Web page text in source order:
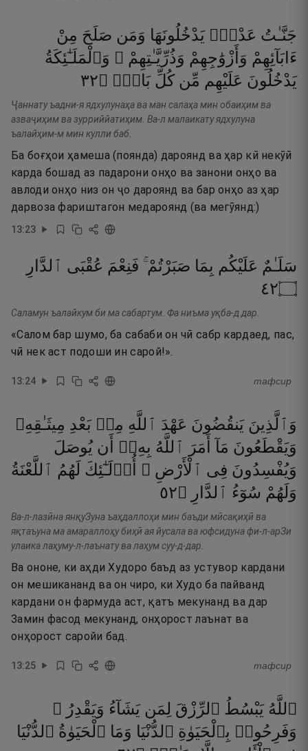
جَنَّـٰتُ عَدْنٍۢ يَدْخُلُونَهَا وَمَن صَلَحَ مِنْ
ءَابَآئِهِمْ وَأَزْوَٰجِهِمْ وَذُرِّيَّـٰتِهِمْ ۖ وَٱلْمَلَـٰٓئِكَةُ
يَدْخُلُونَ عَلَيْهِم مِّن كُلِّ بَابٍۢ ۝٢٣
Ҷаннату ъадни-я ядхулунаҳа ва ман салаҳа мин обаиҳим ва
азваҷиҳим ва зурриййатиҳим. Ва-л малаикату ядхулуна
ъалайҳим-м мин кулли баб.
Ба боғҳои ҳамеша (поянда) дароянд ва ҳар кӣ некӯӣ
карда бошад аз падарони онҳо ва занони онҳо ва
авлоди онҳо низ он ҷо дароянд ва бар онҳо аз ҳар
дарвоза фариштагон медароянд (ва мегӯянд:)
13:23
سَلَـٰمٌ عَلَيْكُم بِمَا صَبَرْتُمْ ۚ فَنِعْمَ عُقْبَى ٱلدَّارِ
۝٢٤
Саламун ъалайкум би ма сабартум. Фа ниъма уқба-д дар.
«Салом бар шумо, ба сабаби он чӣ сабр кардаед, пас,
чӣ нек аст подоши ин сарой!».
13:24 тафсир
وَٱلَّذِينَ يَنقُضُونَ عَهْدَ ٱللَّهِ مِنۢ بَعْدِ مِيثَـٰقِهِۦ
وَيَقْطَعُونَ مَآ أَمَرَ ٱللَّهُ بِهِۦٓ أَن يُوصَلَ
وَيُفْسِدُونَ فِى ٱلْأَرْضِ ۙ أُو۟لَـٰٓئِكَ لَهُمُ ٱللَّعْنَةُ
وَلَهُمْ سُوٓءُ ٱلدَّارِ ۝٢٥
Ва-л-лазӣна янқуЗуна ъаҳдаллоҳи мин баъди мӣсақиҳӣ ва
яқтаъуна ма амараллоҳу биҳӣ ая йусала ва юфсидуна фи-л-арЗи
улаика лаҳуму-л-лаънату ва лаҳум суу-д-дар.
Ва ононе, ки аҳди Худоро баъд аз устувор кардани
он мешикананд ва он чиро, ки Худо ба пайванд
кардани он фармуда аст, қатъ мекунанд ва дар
Замин фасод мекунанд, онҳорост лаънат ва
онҳорост саройи бад.
13:25 тафсир
ٱللَّهُ يَبْسُطُ ٱلرِّزْقَ لِمَن يَشَآءُ وَيَقْدِرُ ۚ
وَفَرِحُوا۟ بِٱلْحَيَوٰةِ ٱلدُّنْيَا وَمَا ٱلْحَيَوٰةُ ٱلدُّنْيَا